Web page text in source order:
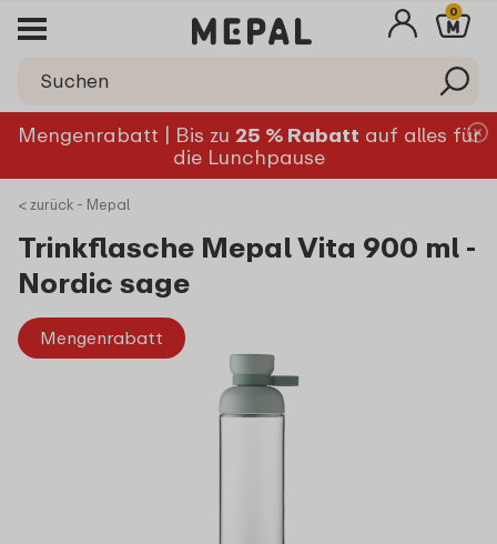
0
Mengenrabatt | Bis zu 25 % Rabatt auf alles für
die Lunchpause
< zurück - Mepal
Trinkflasche Mepal Vita 900 ml -
Nordic sage
Mengenrabatt